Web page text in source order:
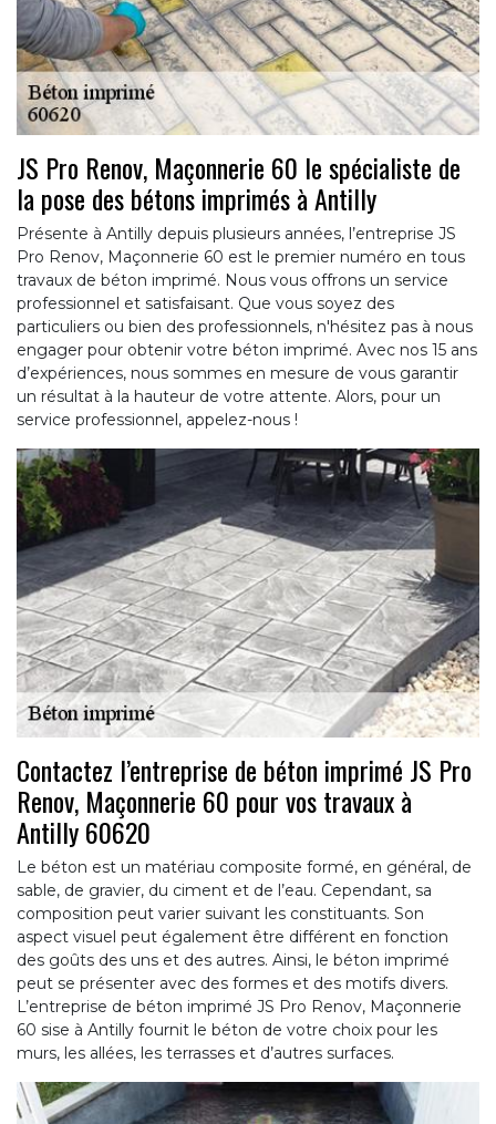
JS Pro Renov, Maçonnerie 60 le spécialiste de
la pose des bétons imprimés à Antilly
Présente à Antilly depuis plusieurs années, l’entreprise JS
Pro Renov, Maçonnerie 60 est le premier numéro en tous
travaux de béton imprimé. Nous vous offrons un service
professionnel et satisfaisant. Que vous soyez des
particuliers ou bien des professionnels, n'hésitez pas à nous
engager pour obtenir votre béton imprimé. Avec nos 15 ans
d’expériences, nous sommes en mesure de vous garantir
un résultat à la hauteur de votre attente. Alors, pour un
service professionnel, appelez-nous !
Contactez l’entreprise de béton imprimé JS Pro
Renov, Maçonnerie 60 pour vos travaux à
Antilly 60620
Le béton est un matériau composite formé, en général, de
sable, de gravier, du ciment et de l’eau. Cependant, sa
composition peut varier suivant les constituants. Son
aspect visuel peut également être différent en fonction
des goûts des uns et des autres. Ainsi, le béton imprimé
peut se présenter avec des formes et des motifs divers.
L’entreprise de béton imprimé JS Pro Renov, Maçonnerie
60 sise à Antilly fournit le béton de votre choix pour les
murs, les allées, les terrasses et d’autres surfaces.